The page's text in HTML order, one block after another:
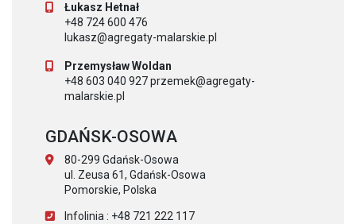
Łukasz Hetnał
+48 724 600 476
lukasz@agregaty-malarskie.pl
Przemysław Woldan
+48 603 040 927 przemek@agregaty-
malarskie.pl
GDAŃSK-OSOWA
80-299 Gdańsk-Osowa
ul. Zeusa 61, Gdańsk-Osowa
Pomorskie, Polska
Infolinia : +48 721 222 117